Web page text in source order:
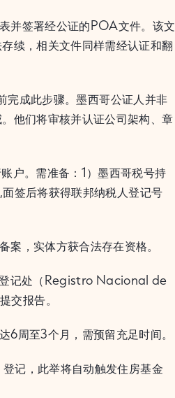
并签署经公证的POA文件。该文
续，相关文件同样需经认证和翻
成此步骤。墨西哥公证人并非
他们将审核并认证公司架构、章
户。需准备：1）墨西哥税号持
签后将获得联邦纳税人登记号
案，实体方获合法存在资格。
登记处（Registro Nacional de
报告。
6周至3个月，需预留充足时间。
记，此举将自动触发住房基金